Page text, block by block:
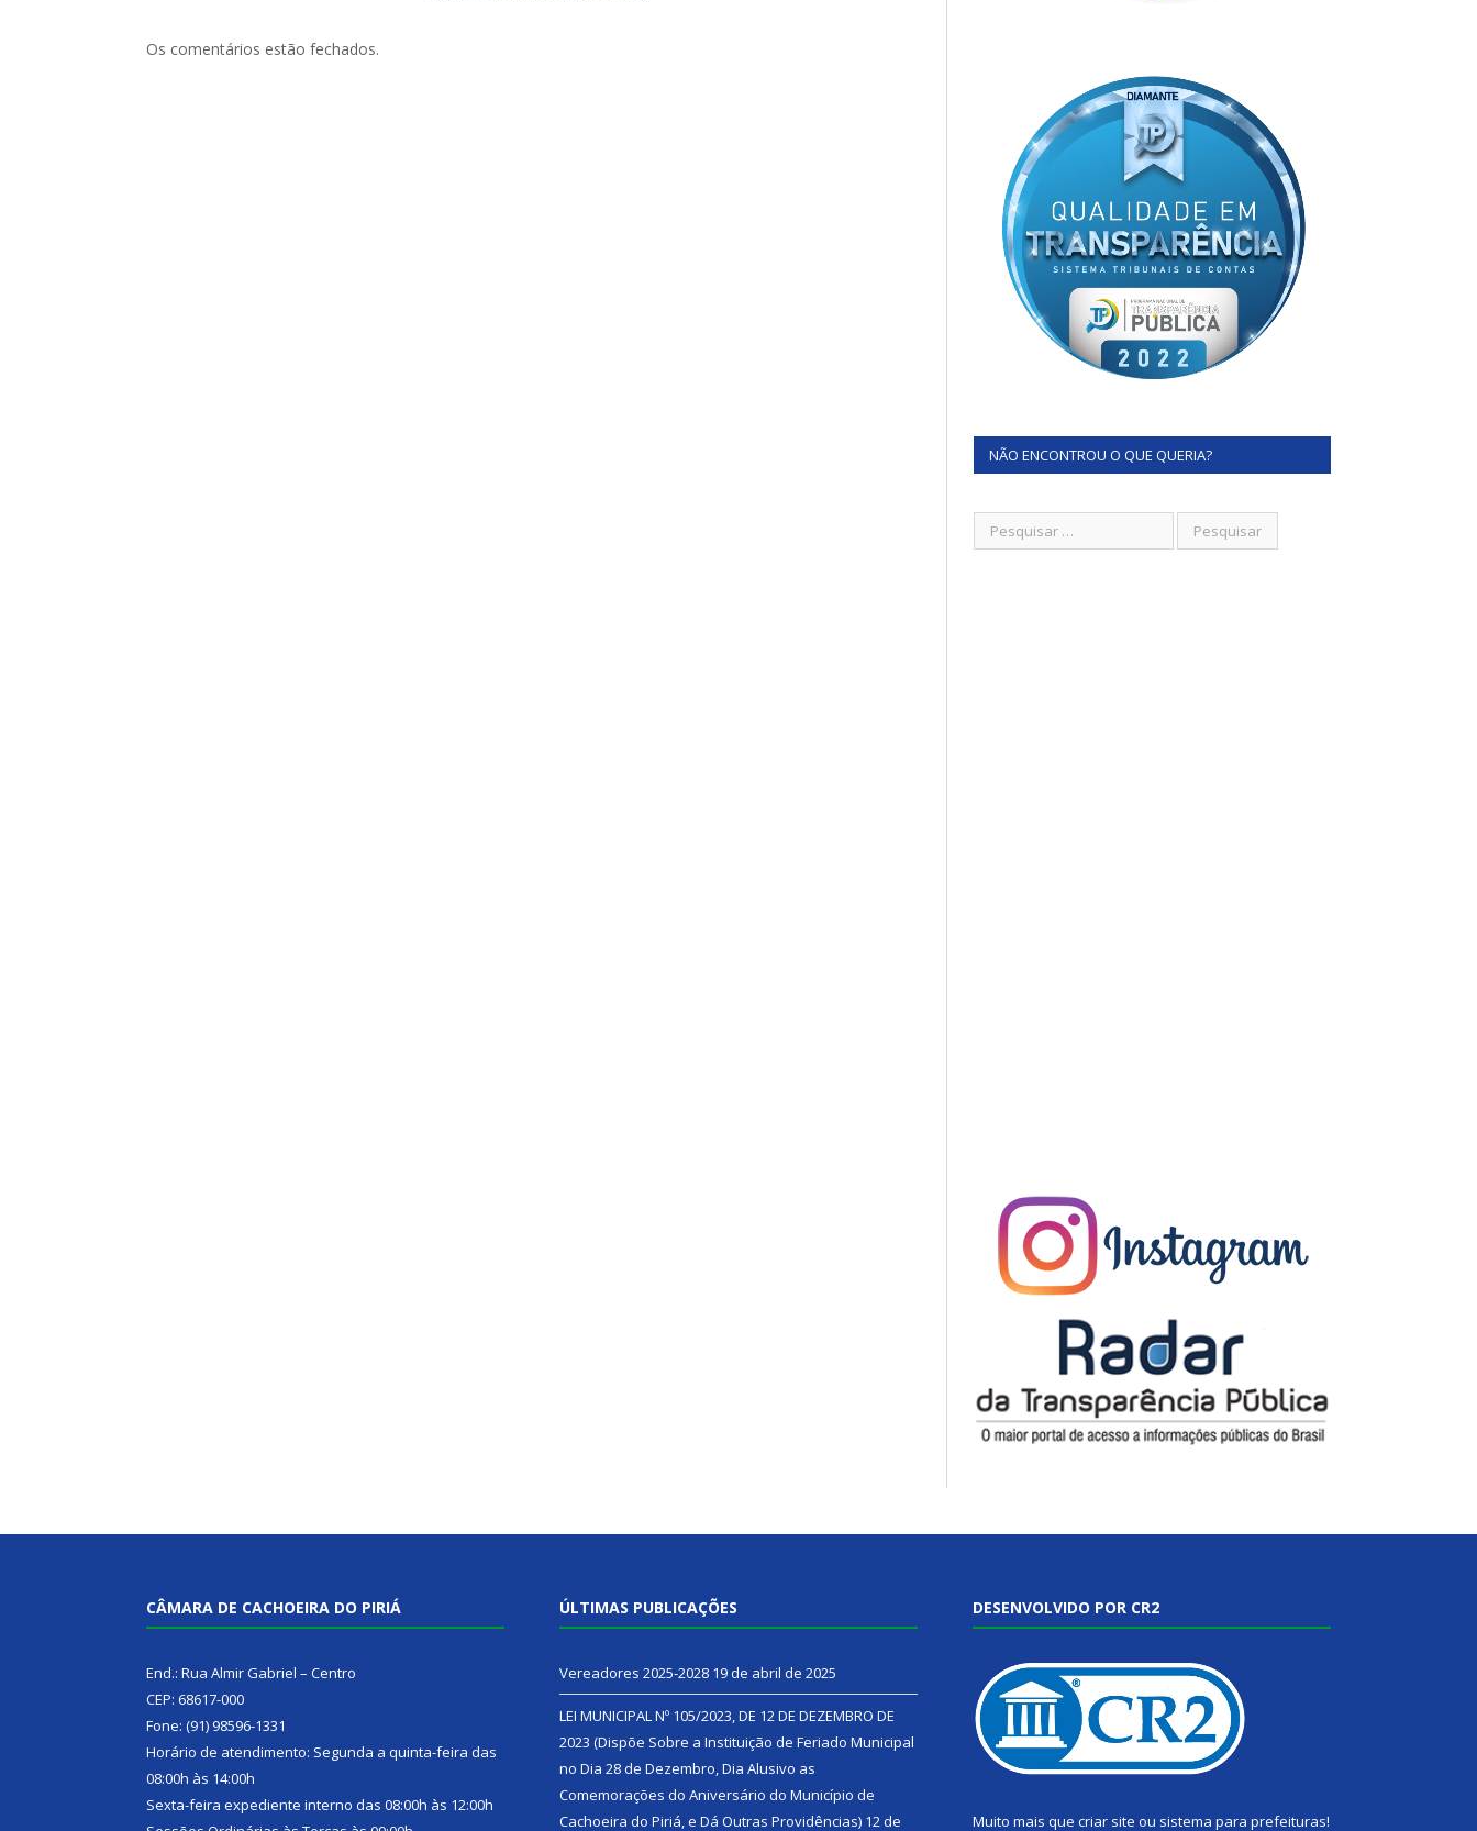
Os comentários estão fechados.
NÃO ENCONTROU O QUE QUERIA?
CÂMARA DE CACHOEIRA DO PIRIÁ
End.: Rua Almir Gabriel – Centro
CEP: 68617-000
Fone: (91) 98596-1331
Horário de atendimento: Segunda a quinta-feira das
08:00h às 14:00h
Sexta-feira expediente interno das 08:00h às 12:00h
ÚLTIMAS PUBLICAÇÕES
Vereadores 2025-2028 19 de abril de 2025
LEI MUNICIPAL Nº 105/2023, DE 12 DE DEZEMBRO DE
2023 (Dispõe Sobre a Instituição de Feriado Municipal
no Dia 28 de Dezembro, Dia Alusivo as
Comemorações do Aniversário do Município de
Cachoeira do Piriá, e Dá Outras Providências) 12 de
DESENVOLVIDO POR CR2
Muito mais que criar site ou sistema para prefeituras!